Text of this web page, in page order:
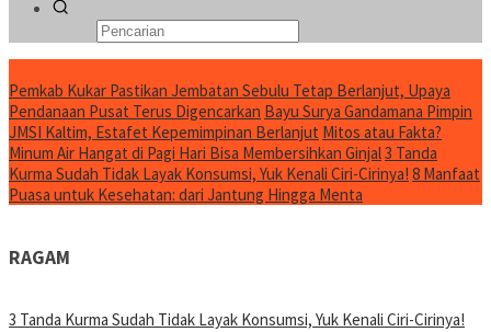
Pemkab Kukar Pastikan Jembatan Sebulu Tetap Berlanjut, Upaya
Pendanaan Pusat Terus Digencarkan Bayu Surya Gandamana Pimpin
JMSI Kaltim, Estafet Kepemimpinan Berlanjut Mitos atau Fakta?
Minum Air Hangat di Pagi Hari Bisa Membersihkan Ginjal3 Tanda
Kurma Sudah Tidak Layak Konsumsi, Yuk Kenali Ciri-Cirinya! 8 Manfaat
Puasa untuk Kesehatan: dari Jantung Hingga Menta
RAGAM
3 Tanda Kurma Sudah Tidak Layak Konsumsi, Yuk Kenali Ciri-Cirinya!